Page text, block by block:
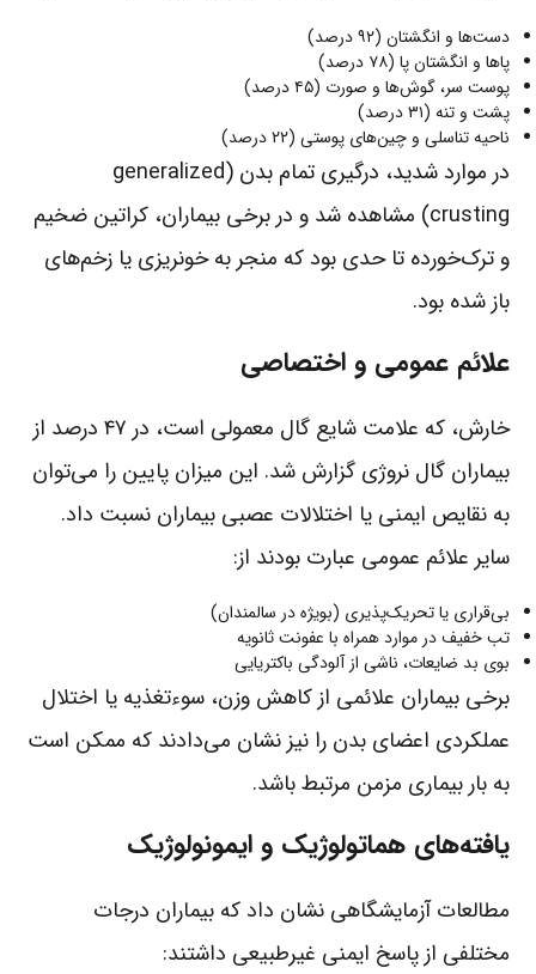
دست‌ها و انگشتان (۹۲ درصد)
پاها و انگشتان پا (۷۸ درصد)
پوست سر، گوش‌ها و صورت (۴۵ درصد)
پشت و تنه (۳۱ درصد)
ناحیه تناسلی و چین‌های پوستی (۲۲ درصد)
در موارد شدید، درگیری تمام بدن (generalized
crusting) مشاهده شد و در برخی بیماران، کراتین ضخیم
و ترک‌خورده تا حدی بود که منجر به خونریزی یا زخم‌های
باز شده بود.
علائم عمومی و اختصاصی
خارش، که علامت شایع گال معمولی است، در ۴۷ درصد از
بیماران گال نروژی گزارش شد. این میزان پایین را می‌توان
به نقایص ایمنی یا اختلالات عصبی بیماران نسبت داد.
سایر علائم عمومی عبارت بودند از:
بی‌قراری یا تحریک‌پذیری (بویژه در سالمندان)
تب خفیف در موارد همراه با عفونت ثانویه
بوی بد ضایعات، ناشی از آلودگی باکتریایی
برخی بیماران علائمی از کاهش وزن، سوءتغذیه یا اختلال
عملکردی اعضای بدن را نیز نشان می‌دادند که ممکن است
به بار بیماری مزمن مرتبط باشد.
یافته‌های هماتولوژیک و ایمونولوژیک
مطالعات آزمایشگاهی نشان داد که بیماران درجات
مختلفی از پاسخ ایمنی غیرطبیعی داشتند: